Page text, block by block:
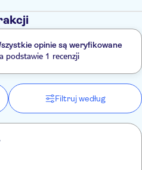
opinie są weryfikowane
podstawie 1 recenzji
Filtruj według